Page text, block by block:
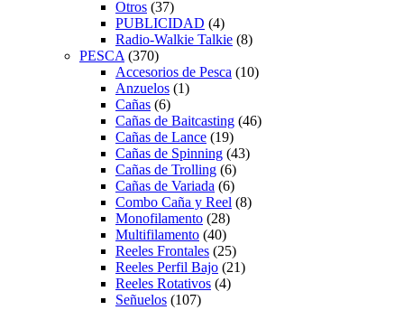
Otros (37)
PUBLICIDAD (4)
Radio-Walkie Talkie (8)
PESCA (370)
Accesorios de Pesca (10)
Anzuelos (1)
Cañas (6)
Cañas de Baitcasting (46)
Cañas de Lance (19)
Cañas de Spinning (43)
Cañas de Trolling (6)
Cañas de Variada (6)
Combo Caña y Reel (8)
Monofilamento (28)
Multifilamento (40)
Reeles Frontales (25)
Reeles Perfil Bajo (21)
Reeles Rotativos (4)
Señuelos (107)